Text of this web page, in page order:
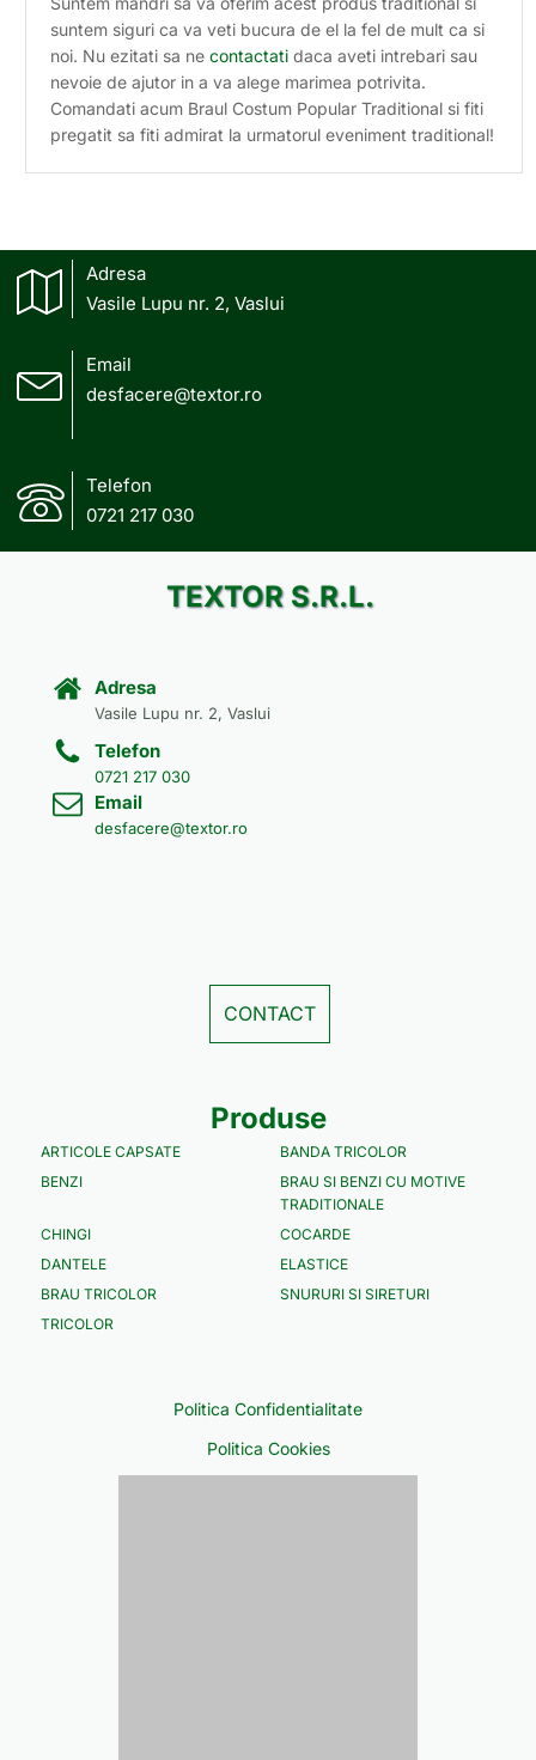
suntem siguri ca va veti bucura de el la fel de mult ca si
noi. Nu ezitati sa necontactati daca aveti intrebari sau
nevoie de ajutor in a va alege marimea potrivita.
Comandati acum Braul Costum Popular Traditional si fiti
pregatit sa fiti admirat la urmatorul eveniment traditional!
Adresa
Vasile Lupu nr. 2, Vaslui
Email
desfacere@textor.ro
Telefon
0721 217 030
TEXTOR S.R.L.
Adresa
Vasile Lupu nr. 2, Vaslui
Telefon
0721 217 030
Email
desfacere@textor.ro
CONTACT
Produse
ARTICOLE CAPSATE
BANDA TRICOLOR
BENZI
BRAU SI BENZI CU MOTIVE
TRADITIONALE
CHINGI
COCARDE
DANTELE
ELASTICE
BRAU TRICOLOR
SNURURI SI SIRETURI
TRICOLOR
Politica Confidentialitate
Politica Cookies